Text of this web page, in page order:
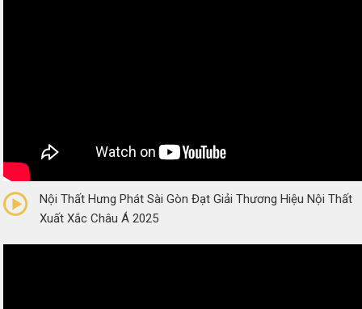
(0 Reviews)
Nội Thất Hưng Phát Sài Gòn Đạt Giải Thương Hiệu Nội Thất
Xuất Xắc Châu Á 2025